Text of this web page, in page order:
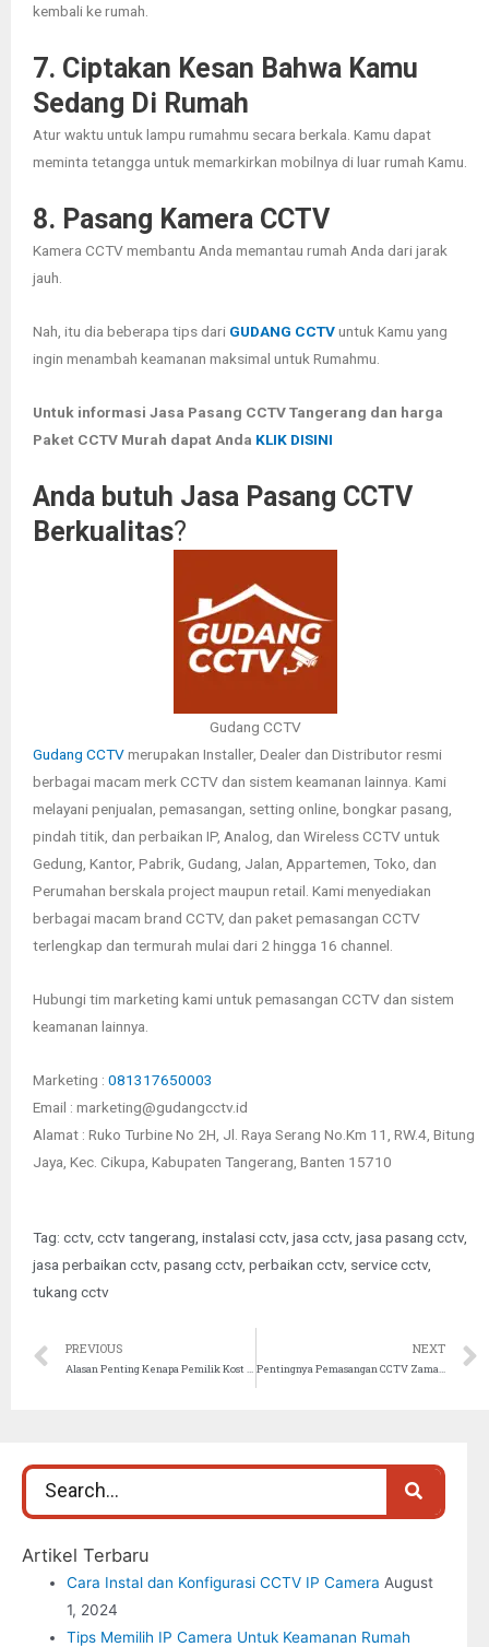
kembali ke rumah.
7. Ciptakan Kesan Bahwa Kamu
Sedang Di Rumah
Atur waktu untuk lampu rumahmu secara berkala. Kamu dapat
meminta tetangga untuk memarkirkan mobilnya di luar rumah Kamu.
8. Pasang Kamera CCTV
Kamera CCTV membantu Anda memantau rumah Anda dari jarak
jauh.
Nah, itu dia beberapa tips dari GUDANG CCTVuntuk Kamu yang
ingin menambah keamanan maksimal untuk Rumahmu.
Untuk informasi Jasa Pasang CCTV Tangerang dan harga
Paket CCTV Murah dapat Anda KLIK DISINI
Anda butuh Jasa Pasang CCTV
Berkualitas?
Gudang CCTV
Gudang CCTVmerupakan Installer, Dealer dan Distributor resmi
berbagai macam merk CCTV dan sistem keamanan lainnya. Kami
melayani penjualan, pemasangan, setting online, bongkar pasang,
pindah titik, dan perbaikan IP, Analog, dan Wireless CCTV untuk
Gedung, Kantor, Pabrik, Gudang, Jalan, Appartemen, Toko, dan
Perumahan berskala project maupun retail. Kami menyediakan
berbagai macam brand CCTV, dan paket pemasangan CCTV
terlengkap dan termurah mulai dari 2 hingga 16 channel.
Hubungi tim marketing kami untuk pemasangan CCTV dan sistem
keamanan lainnya.
Marketing : 081317650003
Email : marketing@gudangcctv.id
Alamat : Ruko Turbine No 2H, Jl. Raya Serang No.Km 11, RW.4, Bitung
Jaya, Kec. Cikupa, Kabupaten Tangerang, Banten 15710
Tag: cctv, cctv tangerang instalasi cctv, jasa cctv, jasa pasang cctv,
jasa perbaikan cctv, pasang cctv, perbaikan cctv, service cctv,
tukang cctv
PREVIOUS NEXT
Artikel Terbaru
Cara Instal dan Konfigurasi CCTV IP Camera August
1, 2024
Tips Memilih IP Camera Untuk Keamanan Rumah